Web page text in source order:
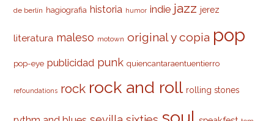
de berlín hagiografia historia humor indie jazz jerez
literatura maleso motown original y copia pop
pop-eye publicidad punk quiencantaraentuentierro
refoundations rock rock and roll rolling stones